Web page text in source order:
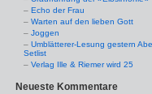
Echo der Frau
Warten auf den lieben Gott
Joggen
Umblätterer-Lesung gestern
Setlist
Verlag Ille & Riemer wird 25
Neueste Kommentare